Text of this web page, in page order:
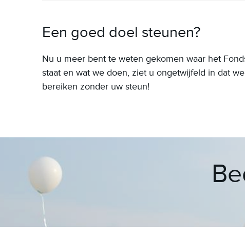
Een goed doel steunen?
Nu u meer bent te weten gekomen waar het
staat en wat we doen, ziet u ongetwijfeld in dat
bereiken zonder uw steun!